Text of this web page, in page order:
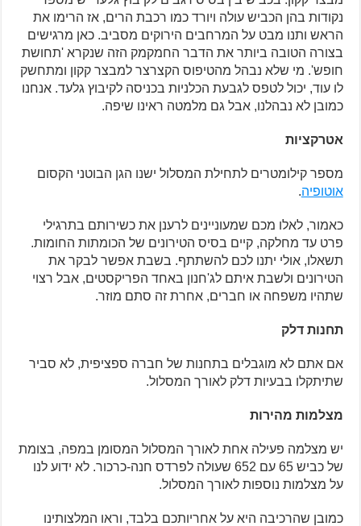
נקודות בהן הכביש עולה ויורד כמו רכבת הרים, אז הרימו את
הראש ותנו מבט על המרחבים הירוקים מסביב. כאן מרגישים
בצורה הטובה ביותר את הדבר החמקמק הזה שנקרא 'תחושת
חופש'. מי שלא נבהל מהטיפוס הקצרצר למבצר קקון ומתחשק
לו עוד, יכול לטפס לגבעת הכלניות בכניסה לקיבוץ גלעד. אנחנו
כמובן לא נבהלנו, אבל גם מלמטה ראינו שיפה.
אטרקציות
מספר קילומטרים לתחילת המסלול ישנו הגן הבוטני הקסום
אוטופיה.
כאמור, לאלו מכם שמעוניינים לרענן את כשירותם בתרגילי
פרט עד מחלקה, קיים בסיס הטירונים של הכומתות החומות.
תשאלו, אולי יתנו לכם להשתתף. בשבת אפשר לבקר את
הטירונים ולשבת איתם לג'חנון באחד הפריקסטים, אבל רצוי
שתהיו משפחה או חברים, אחרת זה סתם מוזר.
תחנות דלק
אם אתם לא מוגבלים בתחנות של חברה ספציפית, לא סביר
שתיתקלו בבעיות דלק לאורך המסלול.
מצלמות מהירות
יש מצלמה פעילה אחת לאורך המסלול המסומן במפה, בצומת
של כביש 65 עם 652 שעולה לפרדס חנה-כרכור. לא ידוע לנו
על מצלמות נוספות לאורך המסלול.
כמובן שהרכיבה היא על אחריותכם בלבד, וראו המלצותינו